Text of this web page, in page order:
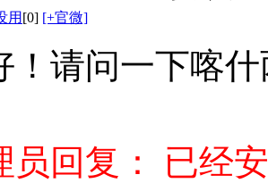
用 [0] [+官微]
！请问一下喀
员回复： 已经